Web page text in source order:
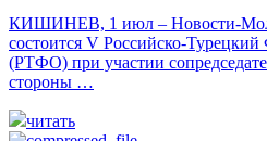
КИШИНЕВ, 1 июл – Новости-
состоится V Российско-
(РТФО) при участии
стороны …
читать